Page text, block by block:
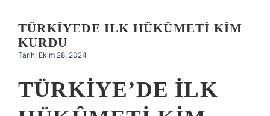
Hakkımızda
TÜRKIYEDE ILK HÜKÛMETI KIM
KURDU
Tarih: Ekim 28, 2024
TÜRKIYE’DE ILK